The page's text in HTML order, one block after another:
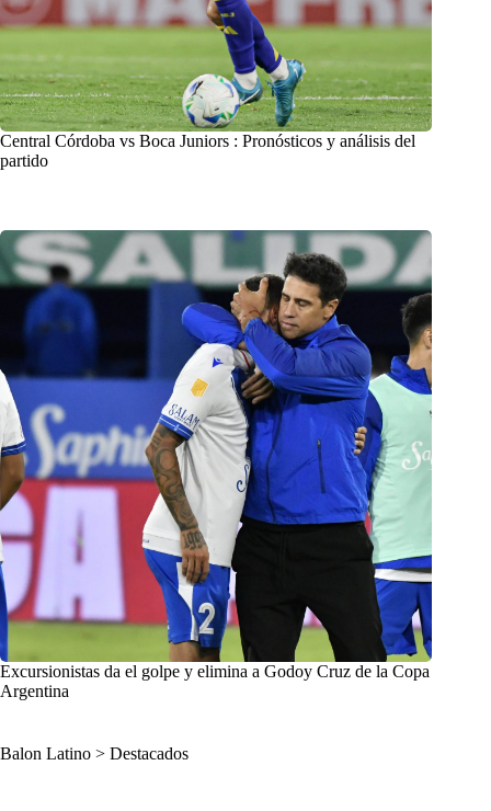
Central Córdoba vs Boca Juniors : Pronósticos y análisis del
partido
Excursionistas da el golpe y elimina a Godoy Cruz de la Copa
Argentina
Balon Latino > Destacados